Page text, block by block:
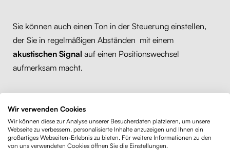
Sie können auch einen Ton in der Steuerung einstellen,
der Sie in regelmäßigen Abständen mit einem
akustischen Signal auf einen Positionswechsel
aufmerksam macht.
verstellbarer Schreibtische ein Hindernis (z.B. Regal, oder
Stuhl) erkennen und das Hoch- oder Herunter-fahren
anhalten. Durch das Antikollisionssystem reduziert sich
Wir verwenden Cookies
Wir können diese zur Analyse unserer Besucherdaten platzieren, um unsere
Webseite zu verbessern, personalisierte Inhalte anzuzeigen und Ihnen ein
großartiges Webseiten-Erlebnis zu bieten. Für weitere Informationen zu den
von uns verwendeten Cookies öffnen Sie die Einstellungen.